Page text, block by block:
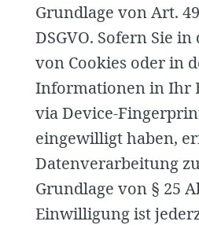
Grundlage von Art.
DSGVO. Sofern Sie
von Cookies oder in
Informationen in Ihr
via Device-
eingewilligt haben,
Datenverarbeitung
Grundlage von § 25
Einwilligung ist